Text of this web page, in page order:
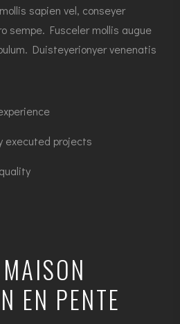
sapien vel, conseyer
sempe. Fusceler mollis augue
Duisteyerionyer venenatis
executed projects
EN PENTE